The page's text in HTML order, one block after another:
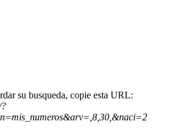
su busqueda, copie esta URL: